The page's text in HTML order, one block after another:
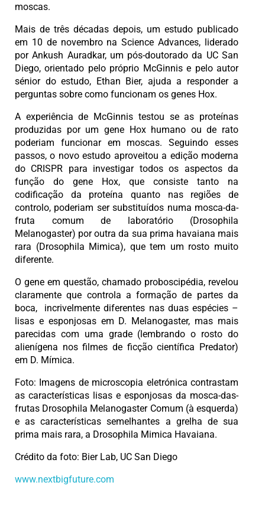
moscas.
Mais de três décadas depois, um estudo publicado
em 10 de novembro na Science Advances, liderado
por Ankush Auradkar, um pós-doutorado da UC San
Diego, orientado pelo próprio McGinnis e pelo autor
sénior do estudo, Ethan Bier, ajuda a responder a
perguntas sobre como funcionam os genes Hox.
A experiência de McGinnis testou se as proteínas
produzidas por um gene Hox humano ou de rato
poderiam funcionar em moscas. Seguindo esses
passos, o novo estudo aproveitou a edição moderna
do CRISPR para investigar todos os aspectos da
função do gene Hox, que consiste tanto na
codificação da proteína quanto nas regiões de
controlo, poderiam ser substituídos numa mosca-da-
fruta comum de laboratório (Drosophila
Melanogaster) por outra da sua prima havaiana mais
rara (Drosophila Mimica), que tem um rosto muito
diferente.
O gene em questão, chamado proboscipédia, revelou
claramente que controla a formação de partes da
boca, incrivelmente diferentes nas duas espécies –
lisas e esponjosas em D. Melanogaster, mas mais
parecidas com uma grade (lembrando o rosto do
alienígena nos filmes de ficção científica Predator)
em D. Mímica.
Foto: Imagens de microscopia eletrónica contrastam
as características lisas e esponjosas da mosca-das-
frutas Drosophila Melanogaster Comum (à esquerda)
e as características semelhantes a grelha de sua
prima mais rara, a Drosophila Mimica Havaiana.
Crédito da foto: Bier Lab, UC San Diego
www.nextbigfuture.com